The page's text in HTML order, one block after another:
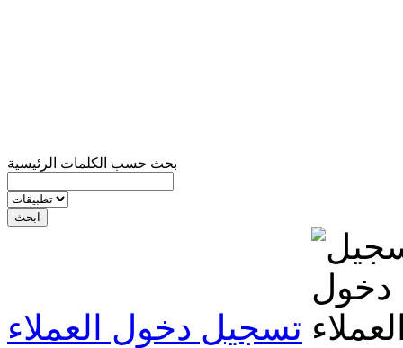
بحث حسب الكلمات الرئيسية
تسجيل دخول العملاء